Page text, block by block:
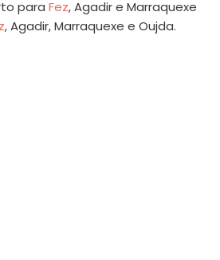
para Fez, Agadir e Marraquexe
, Agadir, Marraquexe e Oujda.